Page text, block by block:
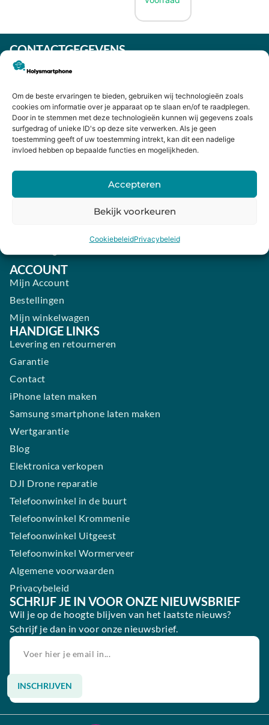
Om de beste ervaringen te bieden, gebruiken wij technologieën zoals
cookies om informatie over je apparaat op te slaan en/of te raadplegen.
Door in te stemmen met deze technologieën kunnen wij gegevens zoals
surfgedrag of unieke ID's op deze site verwerken. Als je geen
toestemming geeft of uw toestemming intrekt, kan dit een nadelige
invloed hebben op bepaalde functies en mogelijkheden.
Accepteren
Bekijk voorkeuren
CookiebeleidPrivacybeleid
CONTACTGEGEVENS
Heiligeweg 43A
075 641 5169
info@holysmartphone.nl
Maandag:
11:00 - 18:00
Dinsdag:
09:00 - 18:00
Woensdag:
09:00 - 18:00
ACCOUNT
Mijn Account
Bestellingen
Mijn winkelwagen
HANDIGE LINKS
Levering en retourneren
Garantie
Contact
iPhone laten maken
Samsung smartphone laten maken
Wertgarantie
Blog
Elektronica verkopen
DJI Drone reparatie
Telefoonwinkel in de buurt
Telefoonwinkel Krommenie
Telefoonwinkel Uitgeest
Telefoonwinkel Wormerveer
Algemene voorwaarden
Privacybeleid
SCHRIJF JE IN VOOR ONZE NIEUWSBRIEF
Wil je op de hoogte blijven van het laatste nieuws?
Schrijf je dan in voor onze nieuwsbrief.
INSCHRIJVEN
Alternative: